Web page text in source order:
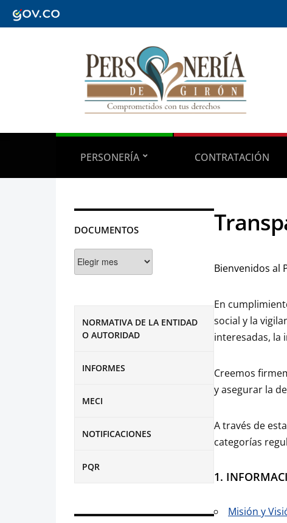
PERSONERÍA CONTRATACIÓN
DOCUMENTOS
NORMATIVA DE LA ENTIDAD
O AUTORIDAD
INFORMES
MECI
NOTIFICACIONES
PQR
Bienvenidos al
En
social y la
interesadas, la
Creemos
y asegurar la
A través de
categorías
1.
Misión y